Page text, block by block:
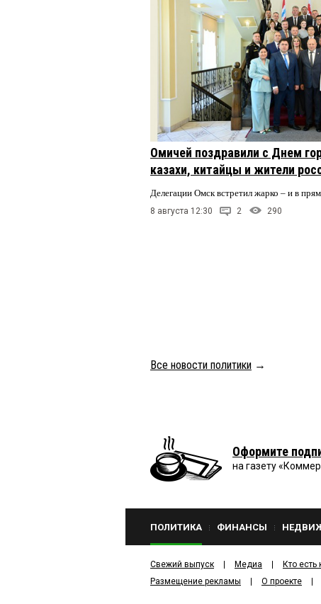
Омичей поздравили с Днем
казахи, китайцы и жители
Делегации Омск встретил жарко – и в
8 августа 12:30 2 290
Все новости политики →
Оформите
на газету
ПОЛИТИКА ФИНАНСЫ
Свежий выпуск Медиа Кто есть
Размещение рекламы
О проекте